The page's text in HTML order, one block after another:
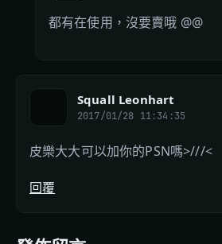
都有在使用，沒要賣哦 @@
Squall Leonhart
2017/01/28 11:34:35
皮樂大大可以加你的PSN嗎>///<
回覆